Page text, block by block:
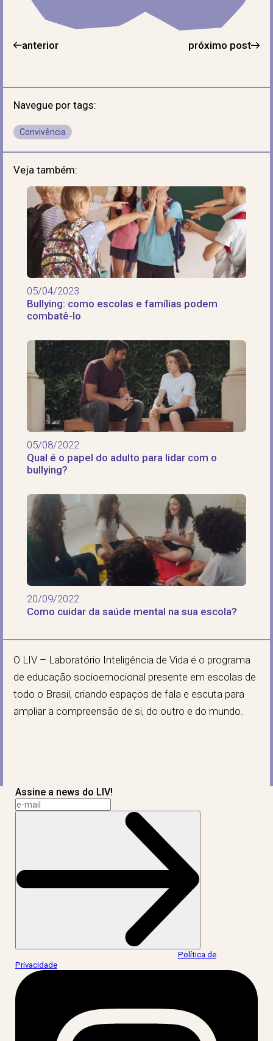
anterior próximo post
Navegue por tags:
Convivência
Veja também:
05/04/2023
Bullying: como escolas e famílias podem
combatê-lo
05/08/2022
Qual é o papel do adulto para lidar com o
bullying?
20/09/2022
Como cuidar da saúde mental na sua escola?
O LIV – Laboratório Inteligência de Vida é o programa
de educação socioemocional presente em escolas de
todo o Brasil, criando espaços de fala e escuta para
ampliar a compreensão de si, do outro e do mundo.
Assine a news do LIV!
Política de
Privacidade.